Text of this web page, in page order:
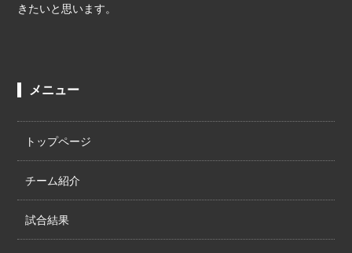
きたいと思います。
メニュー
トップページ
チーム紹介
試合結果